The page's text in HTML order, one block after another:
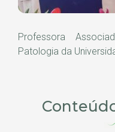
Professora
Patologia da